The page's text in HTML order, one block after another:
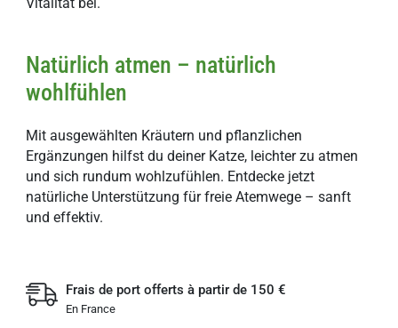
Natürlich atmen – natürlich
wohlfühlen
Mit ausgewählten Kräutern und pflanzlichen
Ergänzungen hilfst du deiner Katze, leichter zu atmen
und sich rundum wohlzufühlen. Entdecke jetzt
natürliche Unterstützung für freie Atemwege – sanft
und effektiv.
Frais de port offerts à partir de 150 €
En France